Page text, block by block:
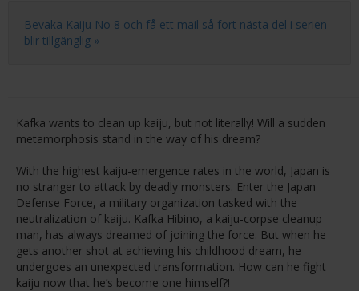
Bevaka Kaiju No 8 och få ett mail så fort nästa del i serien
blir tillgänglig »
Kafka wants to clean up kaiju, but not literally! Will a sudden
metamorphosis stand in the way of his dream?
With the highest kaiju-emergence rates in the world, Japan is
no stranger to attack by deadly monsters. Enter the Japan
Defense Force, a military organization tasked with the
neutralization of kaiju. Kafka Hibino, a kaiju-corpse cleanup
man, has always dreamed of joining the force. But when he
gets another shot at achieving his childhood dream, he
undergoes an unexpected transformation. How can he fight
kaiju now that he’s become one himself?!